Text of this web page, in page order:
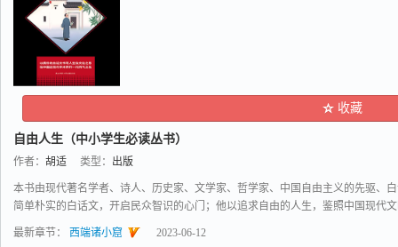
收藏
自由人生（中小学生必读丛书）
作者： 胡适 类型： 出版
本书由现代著名学者、诗人、历史家、文学家、哲学家、中国自由主义的先驱、
简单朴实的白话文，开启民众智识的心门；他以追求自由的人生，鉴照中国现代
最新章节： 西端诸小窟 2023-06-12